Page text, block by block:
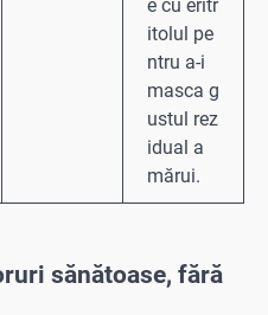
e cu eritr
itolul pe
ntru a-i
masca g
ustul rez
idual a
mărui.
sănătoase, fără